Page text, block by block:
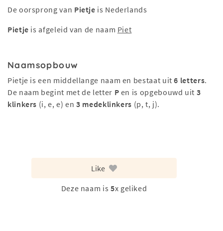
De oorsprong van Pietje is Nederlands
Pietje is afgeleid van de naam Piet
Naamsopbouw
Pietje is een middellange naam en bestaat uit6 letters.
De naam begint met de letter P en is opgebouwd uit 3
klinkers (i, e, e) en3 medeklinkers (p, t, j).
Like
Deze naam is 5x geliked